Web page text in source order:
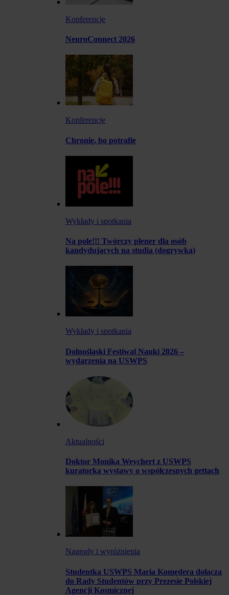
Konferencje
NeuroConnect 2026
Konferencje
Chronię, bo potrafię
Wykłady i spotkania
Na pole!!! Twórczy plener dla osób
kandydujących na studia (dogrywka)
Wykłady i spotkania
Dolnośląski Festiwal Nauki 2026 –
wydarzenia na USWPS
Aktualności
Doktor Monika Weychert z USWPS
kuratorką wystawy o współczesnych gettach
Nagrody i wyróżnienia
Studentka USWPS Maria Komędera dołącza
do Rady Studentów przy Prezesie Polskiej
Agencji Kosmicznej